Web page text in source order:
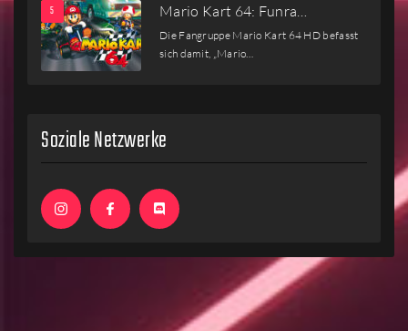
Mario Kart 64: Funra…
Die Fangruppe Mario Kart 64 HD befasst
sich damit, „Mario…
Soziale Netzwerke